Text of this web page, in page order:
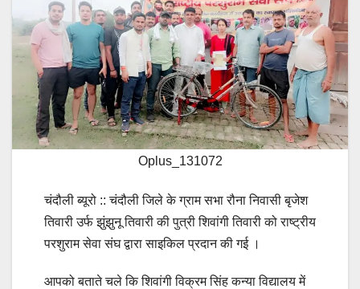
Oplus_131072
चंदौली ब्यूरो :: चंदौली जिले के ग्राम सभा रौना निवासी बृजेश
तिवारी उर्फ झुंझुनू तिवारी की पुत्री शिवांगी तिवारी को राष्ट्रीय
परशुराम सेवा संघ द्वारा साइकिल प्रदान की गई ।
आपको बताते चले कि शिवांगी विक्रम सिंह कन्या विद्यालय में